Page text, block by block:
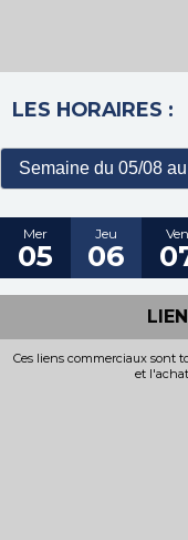
LES HORAIRES :
Mer
05
Jeu
06
Ven
Ces liens commerciaux sont
et